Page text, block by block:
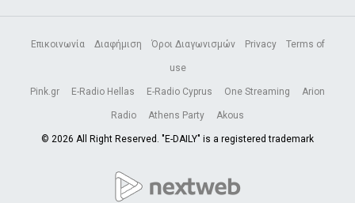
Επικοινωνία Διαφήμιση Όροι Διαγωνισμών Privacy Terms of
use
Pink.gr E-Radio Hellas E-Radio Cyprus One Streaming Arion
Radio Athens Party Akous
© 2026 All Right Reserved. "E-DAILY" is a registered trademark